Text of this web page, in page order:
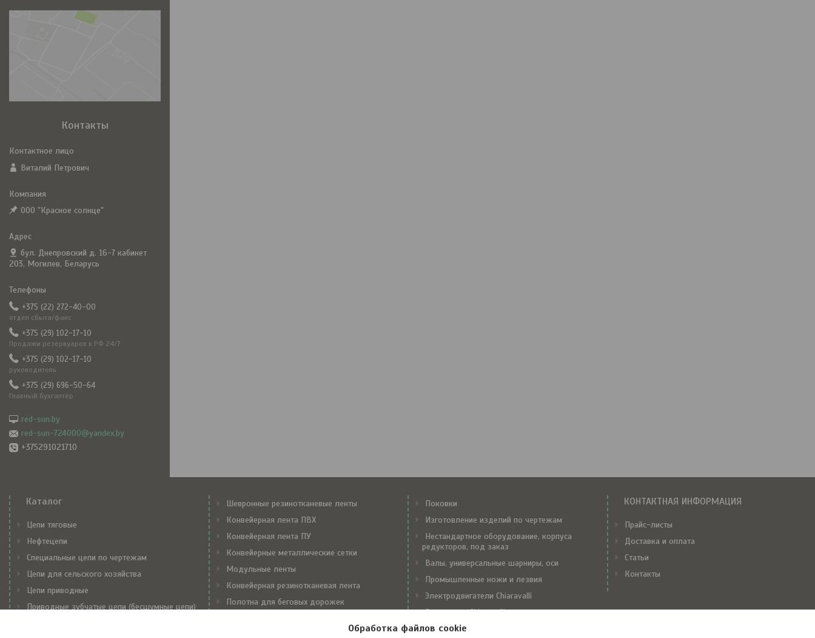
Контакты
Виталий Петрович
ООО "Красное солнце"
бул. Днепровский д. 16-7 кабинет
203, Могилев, Беларусь
+375 (22) 272-40-00
отдел сбыта/факс
+375 (29) 102-17-10
Продажи резервуаров в РФ 24/7
+375 (29) 102-17-10
руководитель
+375 (29) 696-50-64
Главный бухгалтер
red-sun.by
red-sun-724000@yandex.by
+375291021710
Каталог
Цепи тяговые
Нефтецепи
Специальные цепи по чертежам
Цепи для сельского хозяйства
Цепи приводные
Приводные зубчатые цепи (бесшумные цепи)
Шевронные резинотканевые ленты
Конвейерная лента ПВХ
Конвейерная лента ПУ
Конвейерные металлические сетки
Модульные ленты
Конвейерная резинотканевая лента
Полотна для беговых дорожек
Поковки
Изготовление изделий по чертежам
Нестандартное оборудование, корпуса
редукторов, под заказ
Валы, универсальные шарниры, оси
Промышленные ножи и лезвия
Электродвигатели Chiaravalli
Редукторы Chiaravalli
Вариаторы Chiaravalli
КОНТАКТНАЯ ИНФОРМАЦИЯ
Прайс-листы
Доставка и оплата
Статьи
Контакты
Обработка файлов cookie